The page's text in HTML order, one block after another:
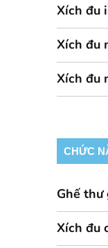
Xích đu
Xích đu
Xích đu
CHỨC
Ghế thư
Xích đu